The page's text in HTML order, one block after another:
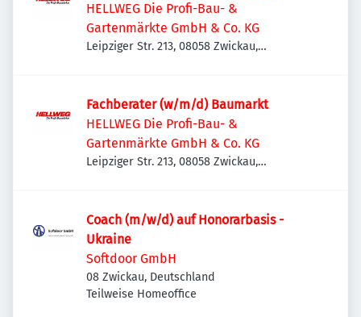
HELLWEG Die Profi-Bau- &
Gartenmärkte GmbH & Co. KG
Leipziger Str. 213, 08058 Zwickau,
Fachberater (w/m/d) Baumarkt
HELLWEG Die Profi-Bau- &
Gartenmärkte GmbH & Co. KG
Leipziger Str. 213, 08058 Zwickau,
Coach (m/w/d) auf Honorarbasis -
Ukraine
Softdoor GmbH
08 Zwickau, Deutschland
Teilweise Homeoffice